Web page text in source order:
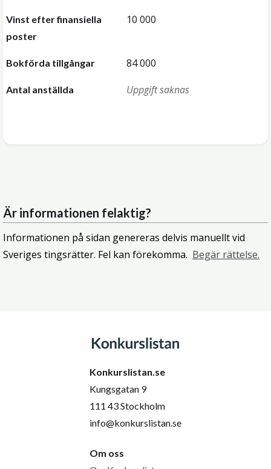
Vinst efter finansiella
poster
10 000
Bokförda tillgångar 84 000
Antal anställda Uppgift saknas
Är informationen felaktig?
Informationen på sidan genereras delvis manuellt vid
Sveriges tingsrätter. Fel kan förekomma. Begär rättelse.
Konkurslistan.se
Kungsgatan 9
111 43 Stockholm
info@konkurslistan.se
Om oss